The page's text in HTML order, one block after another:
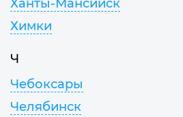
Ханты-Мансийск
Химки
Ч
Чебоксары
Челябинск